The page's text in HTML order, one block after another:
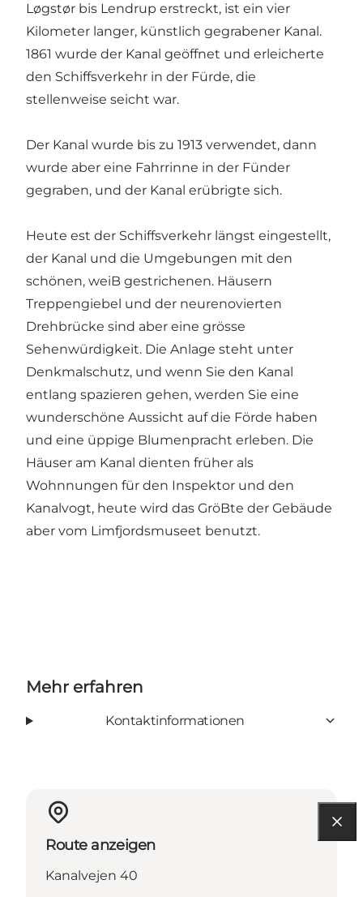
Løgstør bis Lendrup erstreckt, ist ein vier
Kilometer langer, künstlich gegrabener Kanal.
1861 wurde der Kanal geöffnet und erleicherte
den Schiffsverkehr in der Fürde, die
stellenweise seicht war.
Der Kanal wurde bis zu 1913 verwendet, dann
wurde aber eine Fahrrinne in der Fünder
gegraben, und der Kanal erübrigte sich.
Heute est der Schiffsverkehr längst eingestellt,
der Kanal und die Umgebungen mit den
schönen, weiB gestrichenen. Häusern
Treppengiebel und der neurenovierten
Drehbrücke sind aber eine grösse
Sehenwürdigkeit. Die Anlage steht unter
Denkmalschutz, und wenn Sie den Kanal
entlang spazieren gehen, werden Sie eine
wunderschöne Aussicht auf die Förde haben
und eine üppige Blumenpracht erleben. Die
Häuser am Kanal dienten früher als
Wohnnungen für den Inspektor und den
Kanalvogt, heute wird das GröBte der Gebäude
aber vom Limfjordsmuseet benutzt.
Mehr erfahren
Kontaktinformationen
Route anzeigen
Kanalvejen 40